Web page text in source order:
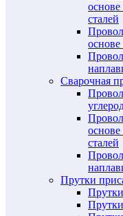
сталей
Сварочная
сталей
Прутки